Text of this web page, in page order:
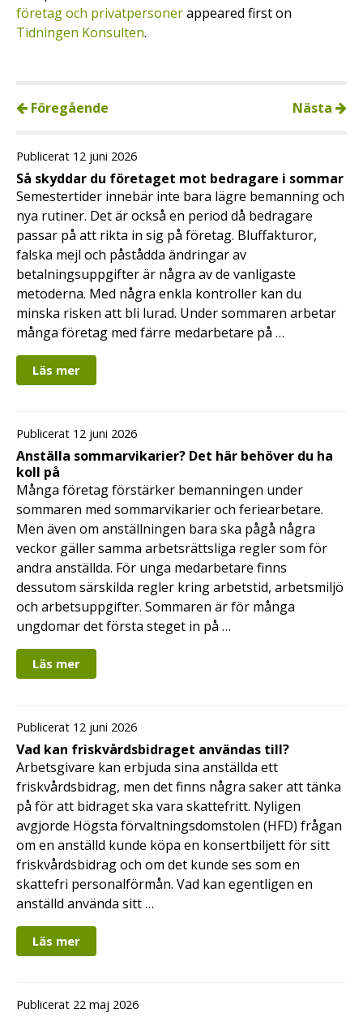
företag och privatpersonerappeared first on
Tidningen Konsulten.
Föregående Nästa
Publicerat 12 juni 2026
Så skyddar du företaget mot bedragare i sommar
Semestertider innebär inte bara lägre bemanning och
nya rutiner. Det är också en period då bedragare
passar på att rikta in sig på företag. Bluffakturor,
falska mejl och påstådda ändringar av
betalningsuppgifter är några av de vanligaste
metoderna. Med några enkla kontroller kan du
minska risken att bli lurad. Under sommaren arbetar
många företag med färre medarbetare på …
Läs mer
Publicerat 12 juni 2026
Anställa sommarvikarier? Det här behöver du ha
koll på
Många företag förstärker bemanningen under
sommaren med sommarvikarier och feriearbetare.
Men även om anställningen bara ska pågå några
veckor gäller samma arbetsrättsliga regler som för
andra anställda. För unga medarbetare finns
dessutom särskilda regler kring arbetstid, arbetsmiljö
och arbetsuppgifter. Sommaren är för många
ungdomar det första steget in på …
Läs mer
Publicerat 12 juni 2026
Vad kan friskvårdsbidraget användas till?
Arbetsgivare kan erbjuda sina anställda ett
friskvårdsbidrag, men det finns några saker att tänka
på för att bidraget ska vara skattefritt. Nyligen
avgjorde Högsta förvaltningsdomstolen (HFD) frågan
om en anställd kunde köpa en konsertbiljett för sitt
friskvårdsbidrag och om det kunde ses som en
skattefri personalförmån. Vad kan egentligen en
anställd använda sitt …
Läs mer
Publicerat 22 maj 2026